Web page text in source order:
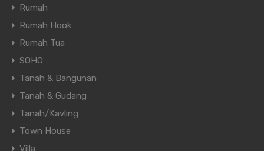
Rumah
Rumah Hook
Rumah Tua
SOHO
Tanah & Bangunan
Tanah & Gudang
Tanah/Kavling
Town House
Villa